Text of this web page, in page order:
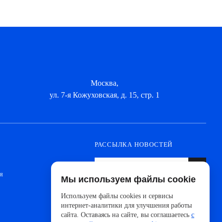
Москва,
ул. 7-я Кожуховская, д. 15, стр. 1
РАССЫЛКА НОВОСТЕЙ
новинок от ведущих производителей и
новостей АйДистрибьют
Мы используем файлы cookie
Используем файлы cookies и сервисы
интернет-аналитики для улучшения работы
сайта. Оставаясь на сайте, вы соглашаетесь с